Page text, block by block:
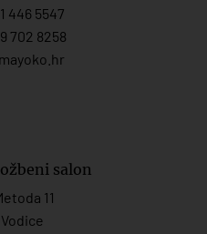
446 5547
702 8258
hr
salon
11